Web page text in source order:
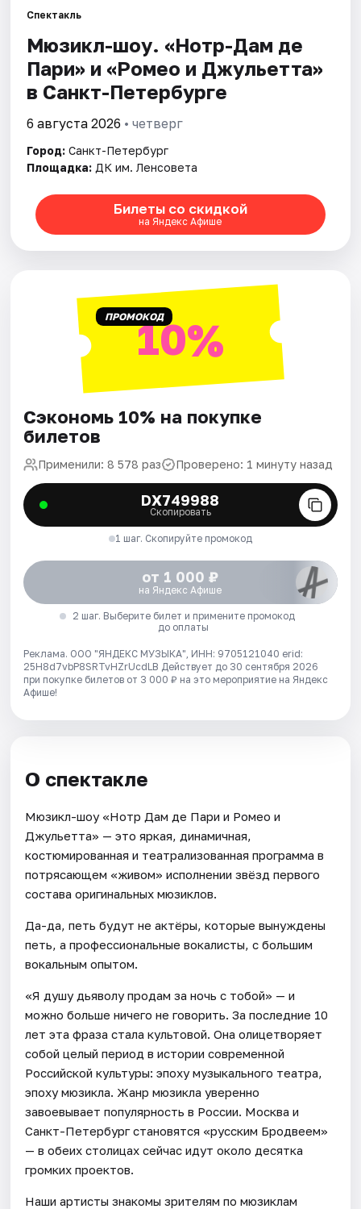
Города
Площадки
Артисты
Рейтинги
Спектакль
Мюзикл-шоу. «Нотр-Дам де
Пари» и «Ромео и Джульетта»
в Санкт-Петербурге
6 августа 2026 • четверг
Город: Санкт-Петербург
Площадка: ДК им. Ленсовета
Билеты со скидкой
на Яндекс Афише
ПРОМОКОД10%
Сэкономь 10% на покупке
билетов
Применили: 8 578 раз Проверено: 1 минуту назад
DX749988
Скопировать
1 шаг. Скопируйте промокод
от 1 000 ₽
на Яндекс Афише
2 шаг. Выберите билет и примените промокод
до оплаты
Реклама. ООО "ЯНДЕКС МУЗЫКА", ИНН: 9705121040 erid:
25H8d7vbP8SRTvHZrUcdLB Действует до 30 сентября 2026
при покупке билетов от 3 000 ₽ на это мероприятие на Яндекс
Афише!
О спектакле
Мюзикл-шоу «Нотр Дам де Пари и Ромео и
Джульетта» — это яркая, динамичная,
костюмированная и театрализованная программа в
потрясающем «живом» исполнении звёзд первого
состава оригинальных мюзиклов.
Да-да, петь будут не актёры, которые вынуждены
петь, а профессиональные вокалисты, с большим
вокальным опытом.
«Я душу дьяволу продам за ночь с тобой» — и
можно больше ничего не говорить. За последние 10
лет эта фраза стала культовой. Она олицетворяет
собой целый период в истории современной
Российской культуры: эпоху музыкального театра,
эпоху мюзикла. Жанр мюзикла уверенно
завоевывает популярность в России. Москва и
Санкт-Петербург становятся «русским Бродвеем»
— в обеих столицах сейчас идут около десятка
громких проектов.
Наши артисты знакомы зрителям по мюзиклам